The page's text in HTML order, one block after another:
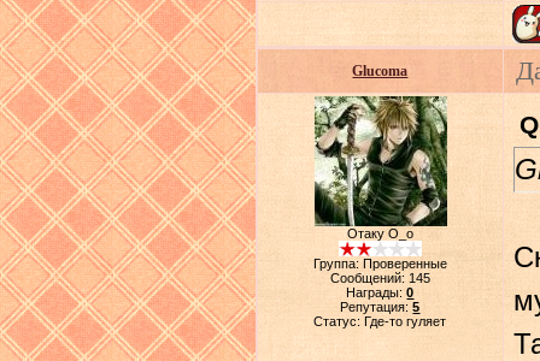
Glucoma
Отаку О_о
Группа: Проверенные
Сообщений: 145
Награды:0
Репутация:5
Статус:Где-то гуляет